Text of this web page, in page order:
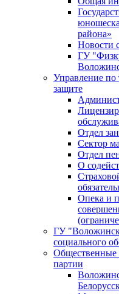
района»
Новости
ГУ
Управление по
защите
Отдел
Сектор
Отдел
О
Опека и
ГУ
социального
Общественные
партии